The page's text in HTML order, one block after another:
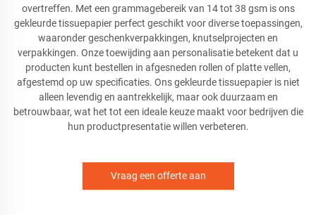
overtreffen. Met een grammagebereik van 14 tot 38 gsm is ons
gekleurde tissuepapier perfect geschikt voor diverse toepassingen,
waaronder geschenkverpakkingen, knutselprojecten en
verpakkingen. Onze toewijding aan personalisatie betekent dat u
producten kunt bestellen in afgesneden rollen of platte vellen,
afgestemd op uw specificaties. Ons gekleurde tissuepapier is niet
alleen levendig en aantrekkelijk, maar ook duurzaam en
betrouwbaar, wat het tot een ideale keuze maakt voor bedrijven die
hun productpresentatie willen verbeteren.
Vraag een offerte aan